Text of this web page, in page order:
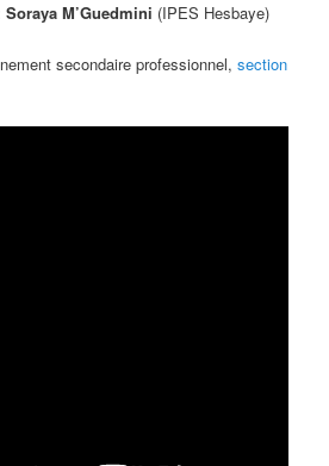
Soraya M’Guedmini (IPES Hesbaye)
secondaire professionnel,section